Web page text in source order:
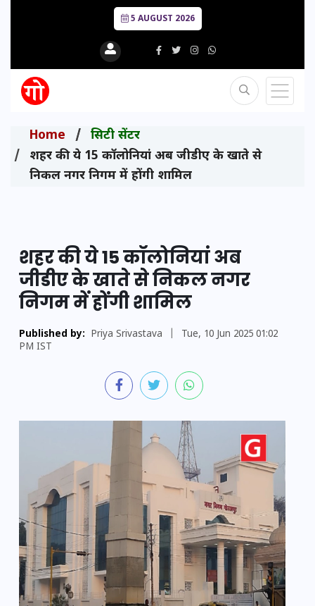
5 AUGUST 2026
Home
सिटी सेंटर
शहर की ये 15 कॉलोनियां अब जीडीए के खाते से
निकल नगर निगम में होंगी शामिल
शहर की ये 15 कॉलोनियां अब
जीडीए के खाते से निकल नगर
निगम में होंगी शामिल
Published by: Priya Srivastava
Tue, 10 Jun 2025 01:02
PM IST